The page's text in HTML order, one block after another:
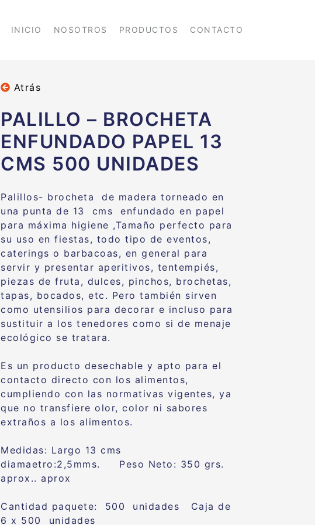
INICIO NOSOTROS PRODUCTOS CONTACTO
Atrás
PALILLO – BROCHETA
ENFUNDADO PAPEL 13
CMS 500 UNIDADES
Palillos- brocheta de madera torneado en
una punta de 13 cms enfundado en papel
para máxima higiene ,Tamaño perfecto para
su uso en fiestas, todo tipo de eventos,
caterings o barbacoas, en general para
servir y presentar aperitivos, tentempiés,
piezas de fruta, dulces, pinchos, brochetas,
tapas, bocados, etc. Pero también sirven
como utensilios para decorar e incluso para
sustituir a los tenedores como si de menaje
ecológico se tratara.
Es un producto desechable y apto para el
contacto directo con los alimentos,
cumpliendo con las normativas vigentes, ya
que no transfiere olor, color ni sabores
extraños a los alimentos.
Medidas: Largo 13 cms
diamaetro:2,5mms. Peso Neto: 350 grs.
aprox.. aprox
Cantidad paquete: 500 unidades Caja de
6 x 500 unidades